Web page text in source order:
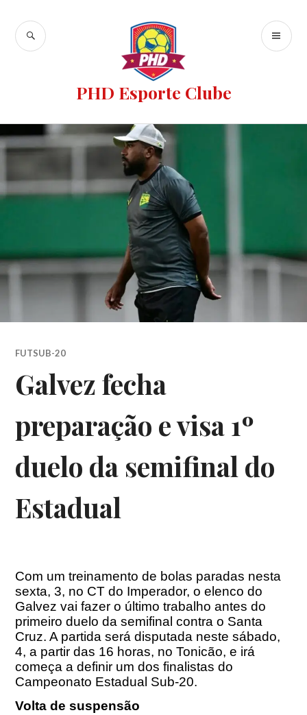
PHD Esporte Clube
FUTSUB-20
Galvez fecha
preparação e visa 1º
duelo da semifinal do
Estadual
Com um treinamento de bolas paradas nesta
sexta, 3, no CT do Imperador, o elenco do
Galvez vai fazer o último trabalho antes do
primeiro duelo da semifinal contra o Santa
Cruz. A partida será disputada neste sábado,
4, a partir das 16 horas, no Tonicão, e irá
começa a definir um dos finalistas do
Campeonato Estadual Sub-20.
Volta de suspensão